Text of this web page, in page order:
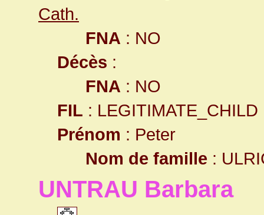
Cath.
FNA : NO
Décès :
FNA : NO
FIL : LEGITIMATE_CHILD
Prénom : Peter
Nom de famille :
UNTRAU Barbara